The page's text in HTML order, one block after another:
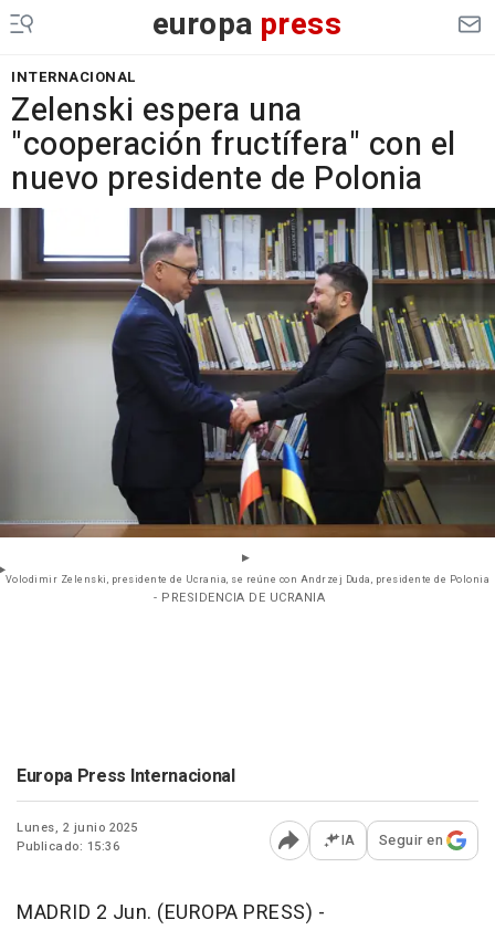
europa press
INTERNACIONAL
Zelenski espera una
"cooperación fructífera" con el
nuevo presidente de Polonia
Volodimir Zelenski, presidente de Ucrania, se reúne con Andrzej Duda, presidente de Polonia
- PRESIDENCIA DE UCRANIA
Europa Press Internacional
Lunes, 2 junio 2025
Publicado: 15:36
Abrir opciones para
IA Seguir en
MADRID 2 Jun. (EUROPA PRESS) -